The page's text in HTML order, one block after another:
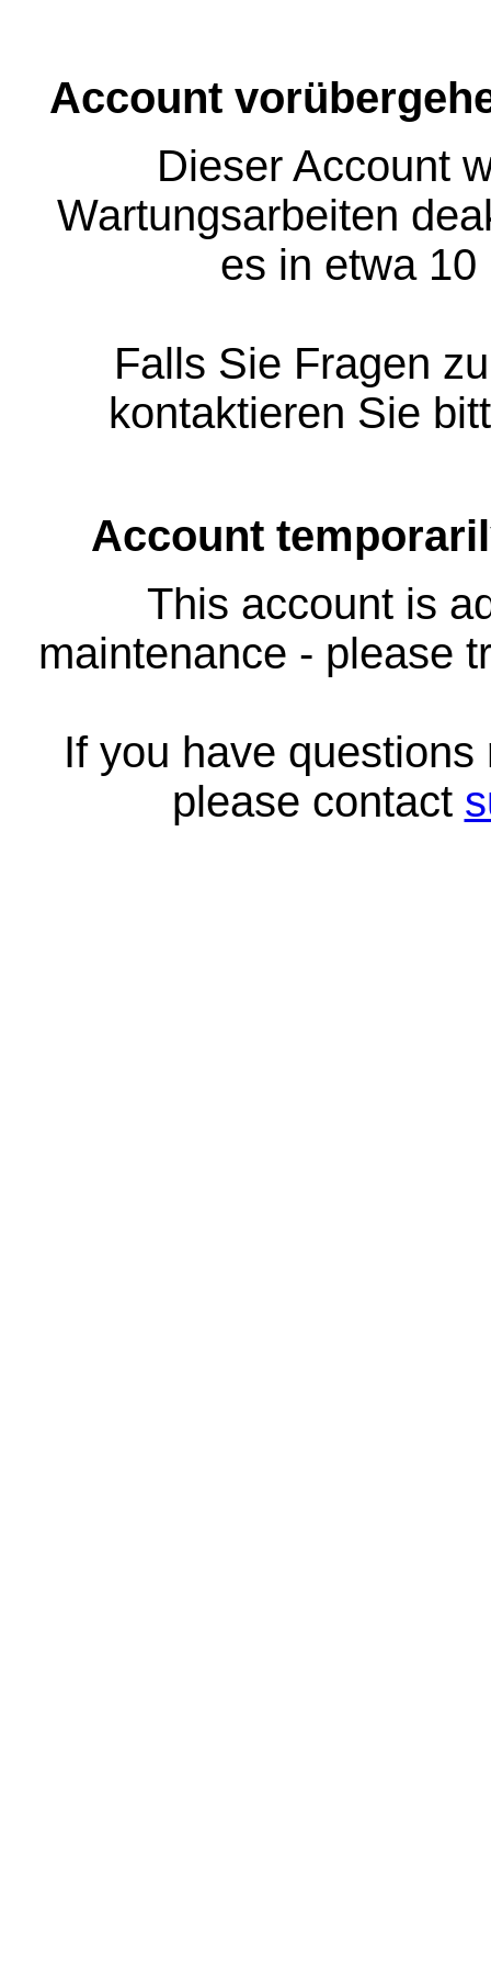
Account
Dieser Account
Wartungsarbeiten
es in etwa
Falls Sie Fragen
kontaktieren Sie
Account
This account is
maintenance - please
If you have
please contact